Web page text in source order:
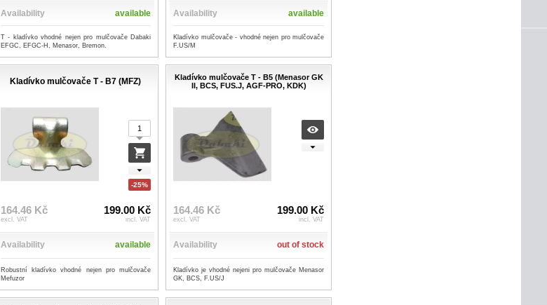
Availability available
T - kladívko vhodné nejen pro mulčovače Dabaki
EFGC, EFGC-H, Menasor, Bremon.
Availability available
Kladívko mulčovače - vhodné nejen pro mulčovače
F.US/M
Kladívko mulčovače T - B7 (MFZ)
-25%
164.46 Kč
excl. VAT
199.00 Kč
incl. VAT
Availability available
Robustní kladívko vhodné nejen pro mulčovače
Mefuzor
Kladívko mulčovače T - B5 (Menasor GK
II, BCS, FUS.J, AGF-PRO, KDK)
164.46 Kč
excl. VAT
199.00 Kč
incl. VAT
Availability out of stock
Kladívko je vhodné nejeni pro mulčovače Menasor
GK, BCS, F.US/J